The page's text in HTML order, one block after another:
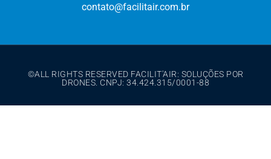
contato@facilitair.com.br
©ALL RIGHTS RESERVED FACILIT'AIR: SOLUÇÕES POR
DRONES. CNPJ: 34.424.315/0001-88